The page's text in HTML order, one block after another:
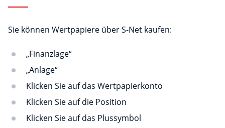
Sie können Wertpapiere über S-Net kaufen:
„Finanzlage“
„Anlage“
Klicken Sie auf das Wertpapierkonto
Klicken Sie auf die Position
Klicken Sie auf das Plussymbol